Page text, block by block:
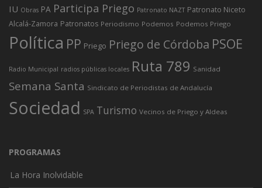
IU Obras PA Participa Priego Patronato NAZT Patronato Niceto
Alcalá-Zamora Patronatos Periodismo Podemos Podemos Priego
Política PP Priego Priego de Córdoba PSOE
Radio Municipal radios públicas locales Ruta 789 Sanidad
Semana Santa Sindicato de Periodistas de Andalucía
Sociedad SPA Turismo Vecinos de Priego y Aldeas
PROGRAMAS
La Hora Inolvidable